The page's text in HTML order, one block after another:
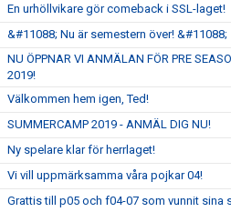
En urhöllvikare gör comeback i SSL-laget!
&#11088; Nu är semestern över! &#11088;
NU ÖPPNAR VI ANMÄLAN FÖR PRE
2019!
Välkommen hem igen, Ted!
SUMMERCAMP 2019 - ANMÄL DIG NU!
Ny spelare klar för herrlaget!
Vi vill uppmärksamma våra pojkar 04!
Grattis till p05 och f04-07 som vunnit sina